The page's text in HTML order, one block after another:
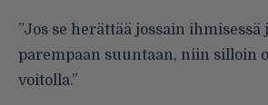
”Jos se herättää jossain
parempaan suuntaan, niin silloin
voitolla.”